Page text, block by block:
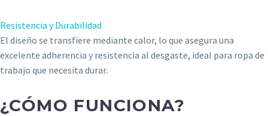
Resistencia y Durabilidad
El diseño se transfiere mediante calor, lo que asegura una
excelente adherencia y resistencia al desgaste, ideal para ropa de
trabajo que necesita durar.
¿CÓMO FUNCIONA?